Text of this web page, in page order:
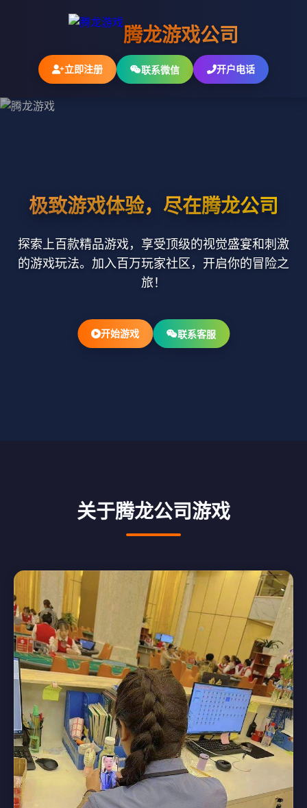
腾龙游戏公司
立即注册 联系微信 开户电话
极致游戏体验，尽在腾龙公司
探索上百款精品游戏，享受顶级的视觉盛宴和刺激
的游戏玩法。加入百万玩家社区，开启你的冒险之
旅！
开始游戏 联系客服
关于腾龙公司游戏